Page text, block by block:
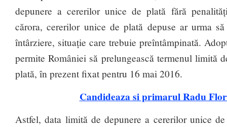
depunere a cererilor unice de plată fără
cărora, cererilor unice de plată depuse ar urma
întârziere, situație care trebuie preîntâmpinată.
permite României să prelungească termenul limită
plată, în prezent fixat pentru 16 mai 2016.
Candideaza si primarul Radu
Astfel, data limită de depunere a cererilor unice